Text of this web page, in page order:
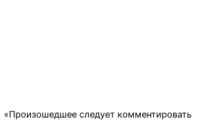
«Произошедшее следует комментировать